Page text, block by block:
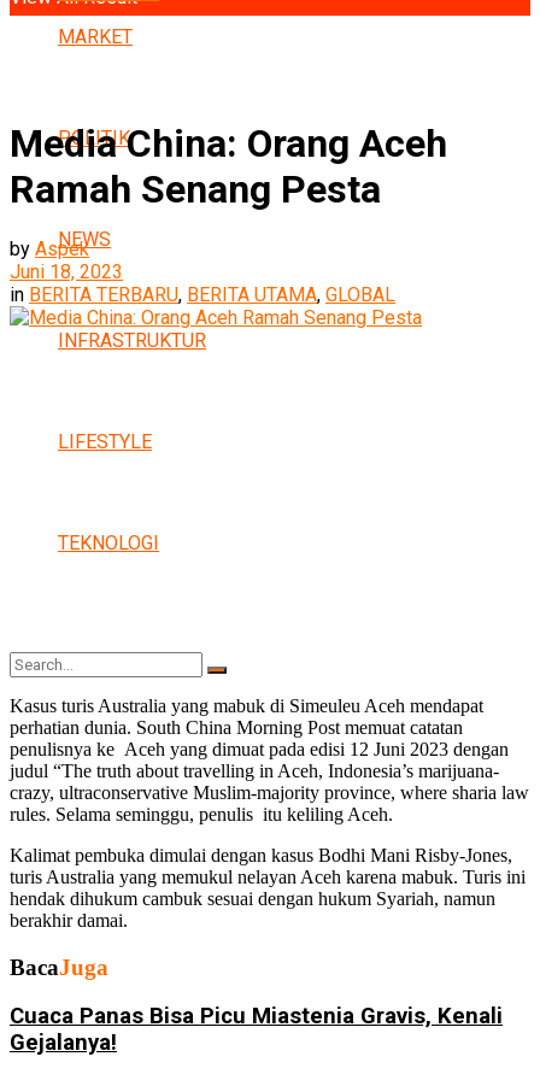
MARKET
POLITIK
NEWS
INFRASTRUKTUR
LIFESTYLE
TEKNOLOGI
No Result
View All Result
Media China: Orang Aceh
Ramah Senang Pesta
by Aspek
Juni 18, 2023
in BERITA TERBARU, BERITA UTAMA, GLOBAL
Kasus turis Australia yang mabuk di Simeuleu Aceh mendapat
perhatian dunia. South China Morning Post memuat catatan
penulisnya ke Aceh yang dimuat pada edisi 12 Juni 2023 dengan
judul “The truth about travelling in Aceh, Indonesia’s marijuana-
crazy, ultraconservative Muslim-majority province, where sharia law
rules. Selama seminggu, penulis itu keliling Aceh.
Kalimat pembuka dimulai dengan kasus Bodhi Mani Risby-Jones,
turis Australia yang memukul nelayan Aceh karena mabuk. Turis ini
hendak dihukum cambuk sesuai dengan hukum Syariah, namun
berakhir damai.
BacaJuga
Cuaca Panas Bisa Picu Miastenia Gravis, Kenali
Gejalanya!